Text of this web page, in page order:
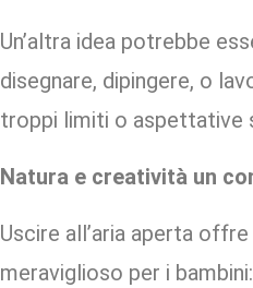
Un’altra idea potrebbe
disegnare, dipingere, o
troppi limiti o aspettative
Natura e creatività un
Uscire all’aria aperta
meraviglioso per i